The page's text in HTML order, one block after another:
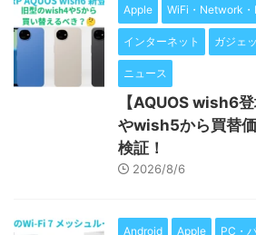
Apple WiFi・Network・
インターネット ガジェ
ニュース
【AQUOS wish6
やwish5から買替
検証！
2026/8/6
Android Apple PC・